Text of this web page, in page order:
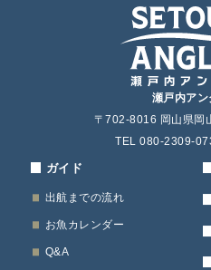
瀬戸内ア
〒702-8016 岡山県岡
TEL 080-2309-
ガイド
出航までの流れ
お魚カレンダー
Q&A